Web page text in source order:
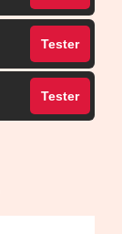
Tester
Tester